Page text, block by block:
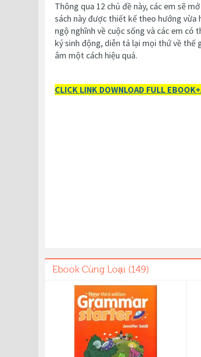
Thông qua 12 chủ đề này, các em sẽ
sách này được thiết kế theo hướng vừa
ngộ nghĩnh về cuộc sống và các em
ký sinh động, diễn tả lại mọi thứ về thế
âm một cách hiệu quả.
CLICK LINK DOWNLOAD FULL
Ebook Cùng Loại (149)